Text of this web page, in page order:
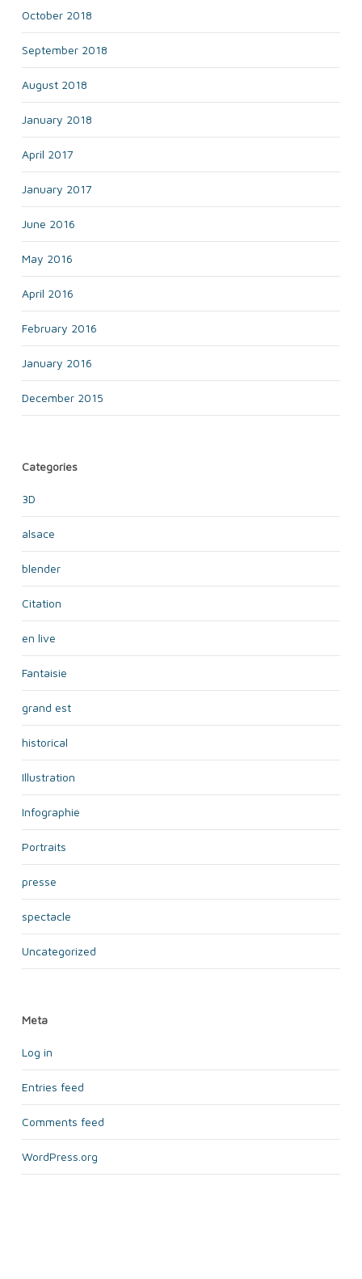
October 2018
September 2018
August 2018
January 2018
April 2017
January 2017
June 2016
May 2016
April 2016
February 2016
January 2016
December 2015
Categories
3D
alsace
blender
Citation
en live
Fantaisie
grand est
historical
Illustration
Infographie
Portraits
presse
spectacle
Uncategorized
Meta
Log in
Entries feed
Comments feed
WordPress.org